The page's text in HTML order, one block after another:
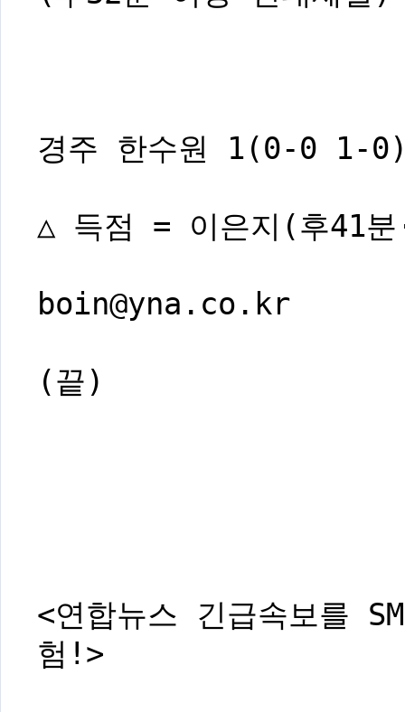
경주 한수원 1(0-0 1-
△ 득점 = 이은지(후41분
boin@yna.co.kr
(끝)
<연합뉴스 긴급속보를
험!>